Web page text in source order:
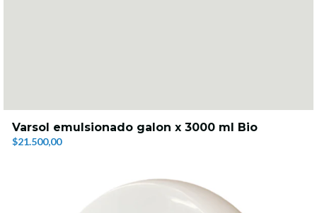
Varsol emulsionado galon x 3000 ml Bio
$21.500,00